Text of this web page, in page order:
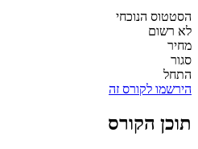
הסטטוס הנוכחי
לא רשום
מחיר
סגור
התחל
הירשמו לקורס זה
תוכן הקורס